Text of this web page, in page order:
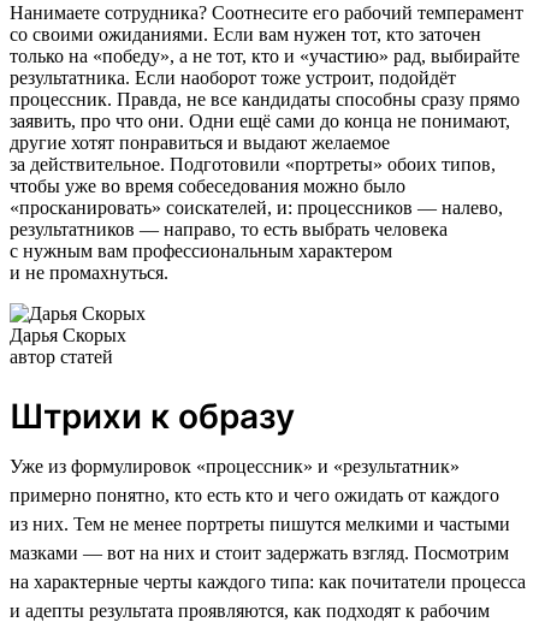
Нанимаете сотрудника? Соотнесите его рабочий темперамент
со своими ожиданиями. Если вам нужен тот, кто заточен
только на «победу», а не тот, кто и «участию» рад, выбирайте
результатника. Если наоборот тоже устроит, подойдёт
процессник. Правда, не все кандидаты способны сразу прямо
заявить, про что они. Одни ещё сами до конца не понимают,
другие хотят понравиться и выдают желаемое
за действительное. Подготовили «портреты» обоих типов,
чтобы уже во время собеседования можно было
«просканировать» соискателей, и: процессников — налево,
результатников — направо, то есть выбрать человека
с нужным вам профессиональным характером
и не промахнуться.
Дарья Скорых
автор статей
Штрихи к образу
Уже из формулировок «процессник» и «результатник»
примерно понятно, кто есть кто и чего ожидать от каждого
из них. Тем не менее портреты пишутся мелкими и частыми
мазками — вот на них и стоит задержать взгляд. Посмотрим
на характерные черты каждого типа: как почитатели процесса
и адепты результата проявляются, как подходят к рабочим